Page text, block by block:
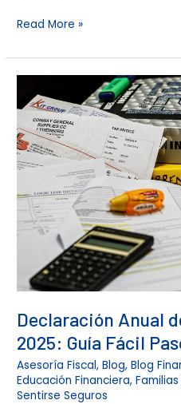
Read More »
Declaración Anual
2025: Guía Fácil
Asesoría Fiscal,Blog,Blog
Educación Financiera,
Sentirse Seguros
Anual
Personas
Físicas
2025:
Fácil
Paso
a